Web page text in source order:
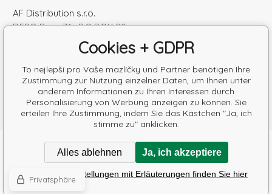
AF Distribution s.r.o.
DEPO Brno 71 , P.O.BOX 99
Česká republika
Handelsregister Nr.: 52010180
Steuernum.: SK2120864328
Copyright © 2026 AF Distribution s.r.o.
Alle Rechte vorbehalten.
Eshops & webseiten BINARGON.cz-Lageplan
Poradíme s výběrem krmiva
Cookies + GDPR
To nejlepší pro Vaše mazlíčky und Partner benötigen Ihre
Zustimmung zur Nutzung einzelner Daten, um Ihnen unter
anderem Informationen zu Ihren Interessen durch
Personalisierung von Werbung anzeigen zu können. Sie
erteilen Ihre Zustimmung, indem Sie das Kästchen "Ja, ich
stimme zu" anklicken.
Alles ablehnen Ja, ich akzeptiere
Detaillierte Einstellungen mit Erläuterungen finden Sie hier
Privatsphäre